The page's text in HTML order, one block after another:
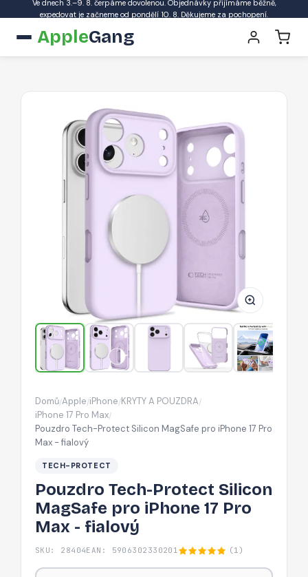
Ve dnech 3.–9. 8. čerpáme dovolenou. Objednávky přijímáme běžně,
expedovat je začneme od pondělí 10. 8. Děkujeme za pochopení.
AppleGang
Pouzdro
Tech-
Protect
pro
iPhone
17
Max
Domů/Apple/iPhone/KRYTY A POUZDRA/
iPhone 17 Pro Max/
Pouzdro Tech-Protect Silicon MagSafe pro iPhone 17 Pro
Max - fialový
TECH-PROTECT
Pouzdro Tech-Protect Silicon
MagSafe pro iPhone 17 Pro
Max - fialový
SKU: 28404EAN: 5906302330201 (1)